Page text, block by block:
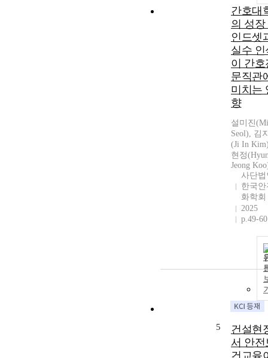
간호대
의 성장
인드셋
실수 인
이 간호
문직관
미치는
향
설미진
Seol), 김
(Ji In
현정
Jeong
사단법
한국
화학회
2025
p.49-60
5
건설현
서 안전